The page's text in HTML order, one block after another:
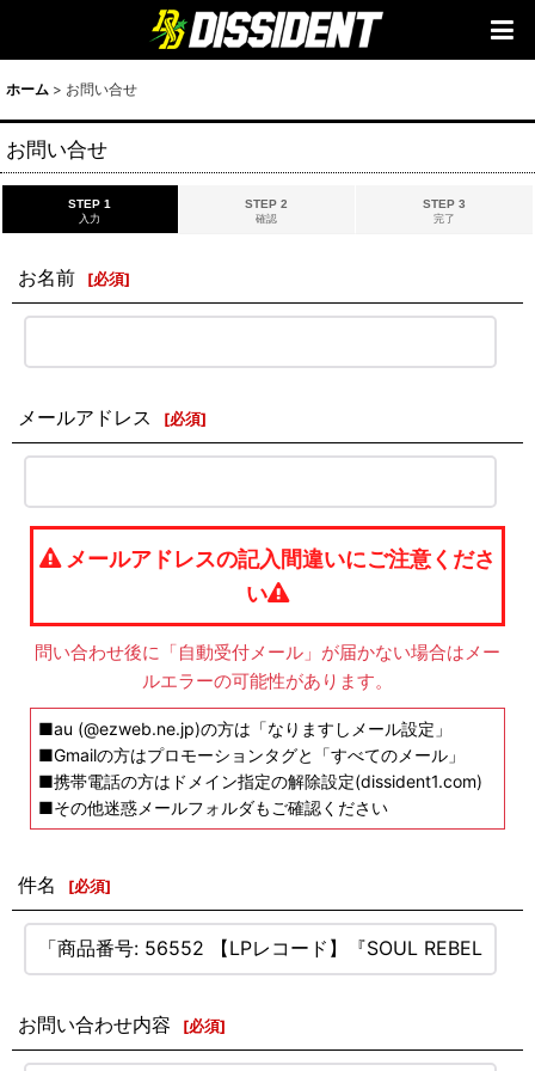
ホーム > お問い合せ
お問い合せ
STEP 1
入力
STEP 2
確認
STEP 3
完了
お名前 [必須]
メールアドレス [必須]
メールアドレスの記入間違いにご注意くださ
い
問い合わせ後に「自動受付メール」が届かない場合はメー
ルエラーの可能性があります。
■au (@ezweb.ne.jp)の方は「なりますしメール設定」
■Gmailの方はプロモーションタグと「すべてのメール」
■携帯電話の方はドメイン指定の解除設定(dissident1.com)
■その他迷惑メールフォルダもご確認ください
件名 [必須]
お問い合わせ内容 [必須]